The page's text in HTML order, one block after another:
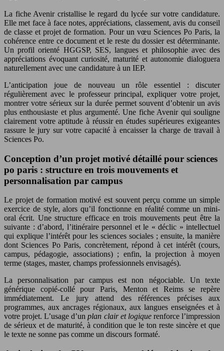
La fiche Avenir cristallise le regard du lycée sur votre candidature.
Elle met face à face notes, appréciations, classement, avis du conseil
de classe et projet de formation. Pour un vœu Sciences Po Paris, la
cohérence entre ce document et le reste du dossier est déterminante.
Un profil orienté HGGSP, SES, langues et philosophie avec des
appréciations évoquant curiosité, maturité et autonomie dialoguera
naturellement avec une candidature à un IEP.
L’anticipation joue de nouveau un rôle essentiel : discuter
régulièrement avec le professeur principal, expliquer votre projet,
montrer votre sérieux sur la durée permet souvent d’obtenir un avis
plus enthousiaste et plus argumenté. Une fiche Avenir qui souligne
clairement votre aptitude à réussir en études supérieures exigeantes
rassure le jury sur votre capacité à encaisser la charge de travail à
Sciences Po.
Conception d’un projet motivé détaillé pour sciences
po paris : structure en trois mouvements et
personnalisation par campus
Le projet de formation motivé est souvent perçu comme un simple
exercice de style, alors qu’il fonctionne en réalité comme un mini-
oral écrit. Une structure efficace en trois mouvements peut être la
suivante : d’abord, l’itinéraire personnel et le « déclic » intellectuel
qui explique l’intérêt pour les sciences sociales ; ensuite, la manière
dont Sciences Po Paris, concrètement, répond à cet intérêt (cours,
campus, pédagogie, associations) ; enfin, la projection à moyen
terme (stages, master, champs professionnels envisagés).
La personnalisation par campus est non négociable. Un texte
générique copié-collé pour Paris, Menton et Reims se repère
immédiatement. Le jury attend des références précises aux
programmes, aux ancrages régionaux, aux langues enseignées et à
votre projet. L’usage d’unplan clair et logiquerenforce l’impression
de sérieux et de maturité, à condition que le ton reste sincère et que
le texte ne sonne pas comme un discours formaté.